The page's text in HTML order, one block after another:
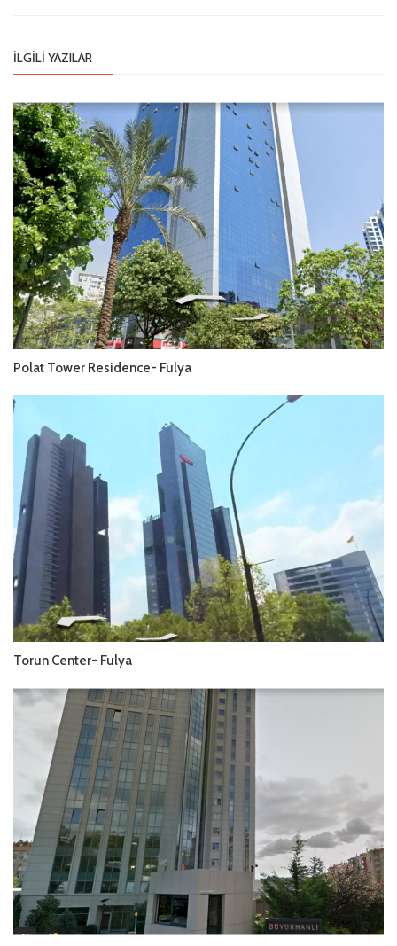
İLGILI YAZILAR
Polat Tower Residence- Fulya
Torun Center- Fulya